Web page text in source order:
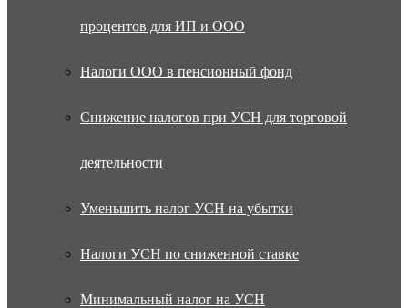
процентов для ИП и ООО
Налоги ООО в пенсионный фонд
Снижение налогов при УСН для торговой
деятельности
Уменьшить налог УСН на убытки
Налоги УСН по сниженной ставке
Минимальный налог на УСН